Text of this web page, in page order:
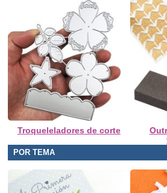
Troqueleladores de corte
POR TEMA